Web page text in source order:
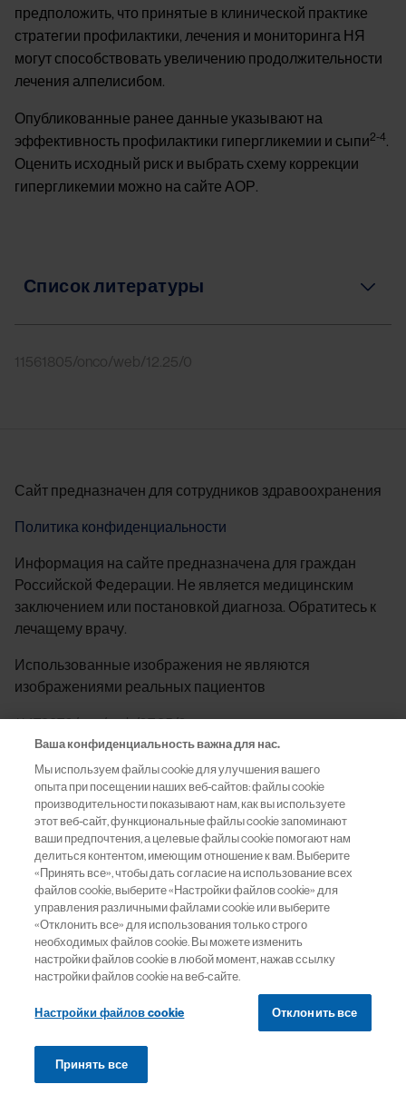
предположить, что принятые в клинической практике
стратегии профилактики, лечения и мониторинга НЯ
могут способствовать увеличению продолжительности
лечения алпелисибом.
Опубликованные ранее данные указывают на
эффективность профилактики гипергликемии и сыпи2-4.
Оценить исходный риск и выбрать схему коррекции
гипергликемии можно на сайте АОР.
Список литературы
11561805/onco/web/12.25/0
Сайт предназначен для сотрудников здравоохранения
Политика конфиденциальности
Информация на сайте предназначена для граждан
Российской Федерации. Не является медицинским
заключением или постановкой диагноза. Обратитесь к
лечащему врачу.
Использованные изображения не являются
изображениями реальных пациентов
11479270/gen/web/07.25/0
Навигация
Терапевтические области
Конгрессы
Информация о препаратах
Ваша конфиденциальность важна для нас.
Мы используем файлы cookie для улучшения вашего
опыта при посещении наших веб-сайтов: файлы cookie
производительности показывают нам, как вы используете
этот веб-сайт, функциональные файлы cookie запоминают
ваши предпочтения, а целевые файлы cookie помогают нам
делиться контентом, имеющим отношение к вам. Выберите
«Принять все», чтобы дать согласие на использование всех
файлов cookie, выберите «Настройки файлов cookie» для
управления различными файлами cookie или выберите
«Отклонить все» для использования только строго
необходимых файлов cookie. Вы можете изменить
настройки файлов cookie в любой момент, нажав ссылку
настройки файлов cookie на веб-сайте.
Настройки файлов cookie Отклонить все
Принять все